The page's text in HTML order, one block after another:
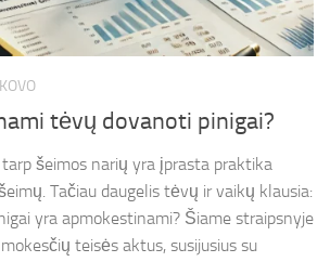
tėvų dovanoti pinigai?
šeimos narių yra įprasta praktika
Tačiau daugelis tėvų ir vaikų klausia:
yra apmokestinami? Šiame straipsnyje
teisės aktus, susijusius su